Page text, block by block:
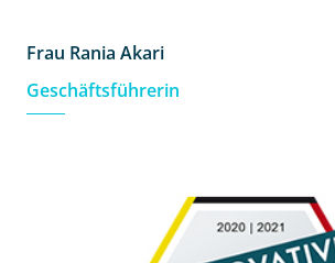
Frau Rania Akari
Geschäftsführerin